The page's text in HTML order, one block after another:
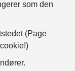
som den
(Page